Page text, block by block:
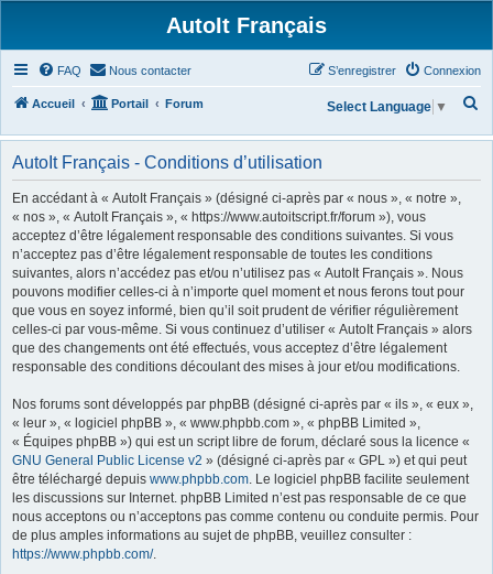
AutoIt Français
FAQ Nous contacter Connexion
S’enregistrer
Accueil Portail Forum
h
Select Language ▼
AutoIt Français - Conditions d’utilisation
En accédant à « AutoIt Français » (désigné ci-après par « nous », « notre »,
« nos », « AutoIt Français », « https://www.autoitscript.fr/forum »), vous
acceptez d’être légalement responsable des conditions suivantes. Si vous
n’acceptez pas d’être légalement responsable de toutes les conditions
suivantes, alors n’accédez pas et/ou n’utilisez pas « AutoIt Français ». Nous
pouvons modifier celles-ci à n’importe quel moment et nous ferons tout pour
que vous en soyez informé, bien qu’il soit prudent de vérifier régulièrement
celles-ci par vous-même. Si vous continuez d’utiliser « AutoIt Français » alors
que des changements ont été effectués, vous acceptez d’être légalement
responsable des conditions découlant des mises à jour et/ou modifications.
Nos forums sont développés par phpBB (désigné ci-après par « ils », « eux »,
« leur », « logiciel phpBB », « www.phpbb.com », « phpBB Limited »,
« Équipes phpBB ») qui est un script libre de forum, déclaré sous la licence «
GNU General Public License v2 » (désigné ci-après par « GPL ») et qui peut
être téléchargé depuis www.phpbb.com. Le logiciel phpBB facilite seulement
les discussions sur Internet. phpBB Limited n’est pas responsable de ce que
nous acceptons ou n’acceptons pas comme contenu ou conduite permis. Pour
de plus amples informations au sujet de phpBB, veuillez consulter :
https://www.phpbb.com/.